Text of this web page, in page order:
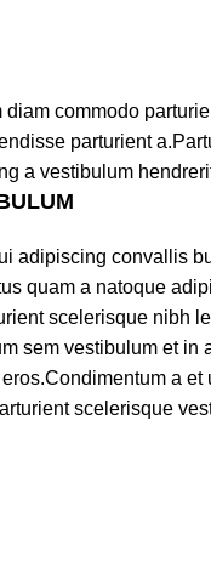
commodo
parturient
a vestibulum
adipiscing convallis
quam a natoque
scelerisque nibh
sem vestibulum et in
a
scelerisque